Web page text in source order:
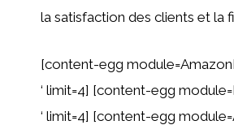
la satisfaction des clients et la
[content-egg
‘ limit=4] [content-egg
‘ limit=4] [content-egg